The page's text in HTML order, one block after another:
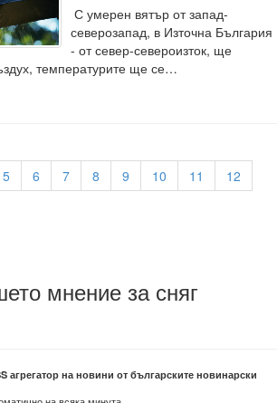
С умерен вятър от запад-
северозапад, в Източна България
- от север-североизток, ще
температурите ще се…
5 6 7 8 9 10 11
12
мнение за сняг
агрегатор на новини от българските новинарски